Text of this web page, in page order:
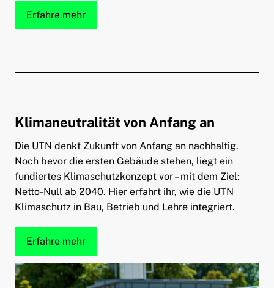
Erfahre mehr
Klimaneutralitätvon Anfang an
Die UTN denkt Zukunft von Anfang an nachhaltig.
Noch bevor die ersten Gebäude stehen, liegt ein
fundiertes Klimaschutzkonzept vor – mit dem Ziel:
Netto-Null ab 2040. Hier erfahrt ihr, wie die UTN
Klimaschutz in Bau, Betrieb und Lehre integriert.
Erfahre mehr